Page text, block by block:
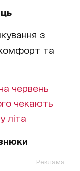
з
та
червень
чекають
літа
Реклама